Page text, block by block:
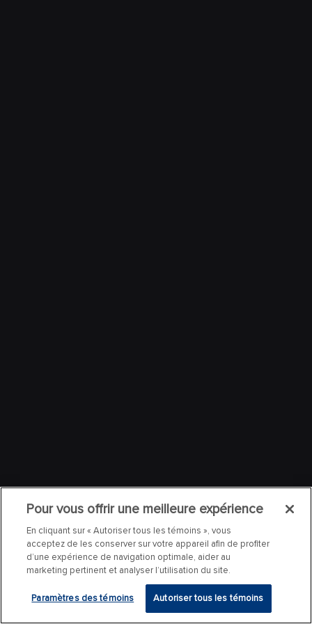
Pour vous offrir une meilleure expérience
En cliquant sur « Autoriser tous les témoins », vous
acceptez de les conserver sur votre appareil afin de profiter
d’une expérience de navigation optimale, aider au
marketing pertinent et analyser l’utilisation du site.
Paramètres des témoins Autoriser tous les témoins